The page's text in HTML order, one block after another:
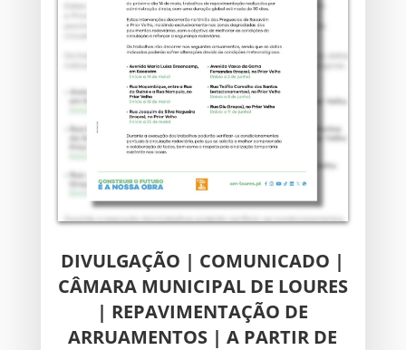
DIVULGAÇÃO | COMUNICADO |
CÂMARA MUNICIPAL DE LOURES
| REPAVIMENTAÇÃO DE
ARRUAMENTOS | A PARTIR DE